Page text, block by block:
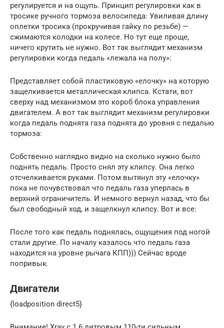
регулируется и на ощупь. Принцип регулировки как в
тросике ручного тормоза велосипеда: Увиливая длину
оплетки тросика (прокручивая гайку по резьбе) —
сжимаются колодки на колесе. Но тут еще проще,
ничего крутить не нужно. Вот так выглядит механизм
регулировки когда педаль «лежала на полу»:
Представляет собой пластиковую «елочку» на которую
защелкивается металлическая клипса. Кстати, вот
сверху над механизмом это короб блока управления
двигателем. А вот так выглядит механизм регулировки
когда педаль поднята газа поднята до уровня с педалью
тормоза:
Собственно наглядно видно на сколько нужно было
поднять педаль. Просто снял эту клипсу. Она легко
отсчелкивается руками. Потом вытянул эту «елочку»
пока не почувствовал что педаль газа уперлась в
верхний ограничитель. И немного вернул назад, что бы
был свободный ход, и защелкнул клипсу. Вот и все:
После того как педаль поднялась, ощущения под ногой
стали другие. По началу казалось что педаль газа
находится на уровне рычага КПП))) Сейчас вроде
попривык.
Двигатели
{loadposition direct5}